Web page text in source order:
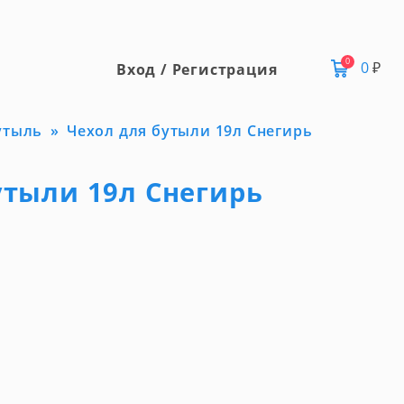
Вход / Регистрация 0 0₽
Чехол для бутыли 19л Снегирь
19л Снегирь